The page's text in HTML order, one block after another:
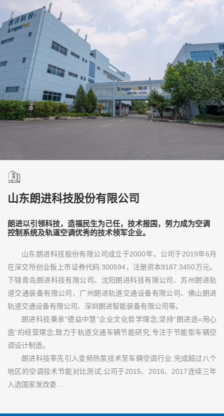
山东朗进科技股份有限公司
朗进以引领科技，造福民生为己任，技术报国，努力成为空调
控制系统及轨道空调优秀的技术领军企业。
山东朗进科技股份有限公司成立于2000年，公司于2019年6月
在深交所创业板上市证券代码:300594，注册资本9187.3450万元。
下辖青岛朗进科技有限公司、沈阳朗进科技有限公司、苏州朗进轨
道交通装备有限公司、广州朗进轨道交通设备有限公司、佛山朗进
轨道交通设备有限公司、深圳朗进智能装备有限公司等。
朗进科技秉承“德益中慧”企业文化哲学理念;坚持“朗进造=用心
造”的经营理念;致力于轨道交通车辆节能研究;专注于节能型车辆空
调设计制造。
朗进科技率先引入变频热泵技术至车辆空调行业:完成超过八个
地区的空调技术节能对比测试;公司于2015、2016、2017连续三年
入选国家发改委…